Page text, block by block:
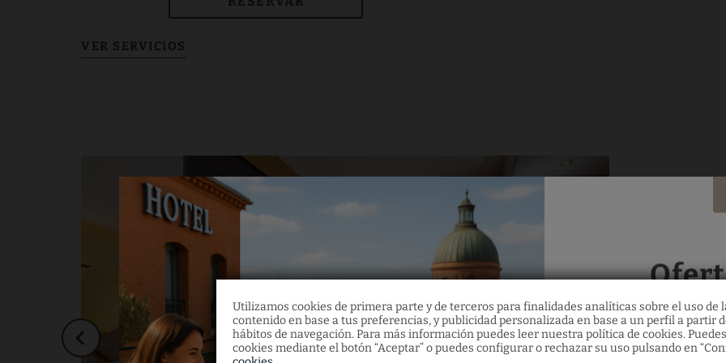
Utilizamos cookies de primera parte y de terceros para finalidades analíticas sobre el uso de
contenido en base a tus preferencias, y publicidad personalizada en base a un perfil a partir
hábitos de navegación. Para más información puedes leer nuestra política de cookies.
cookies mediante el botón “Aceptar” o puedes configurar o rechazar su uso pulsando en
Nuestros
equipados,
grupos de
espacio
calidad. En
un estilo
Del 4 de marzo al 31
selección de